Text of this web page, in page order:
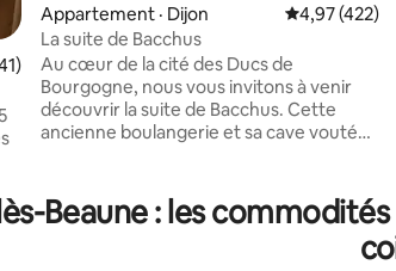
de 4,97 sur 5, 141 commentaires
Appartement · Dijon Note
4,97 (422)
La suite de Bacchus
Au cœur de la cité des Ducs de
Bourgogne, nous vous invitons à venir
découvrir la suite de Bacchus. Cette
ancienne boulangerie et sa cave voutée,
un luxueux loft refait à neuf pour un
séjour dans la capitale viticole et
Beaune : les